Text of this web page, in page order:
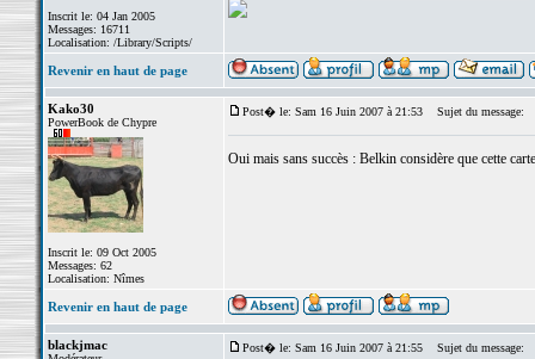
Inscrit le: 04 Jan 2005
Messages: 16711
Localisation: /Library/Scripts/
Revenir en haut de page
Kako30
PowerBook de Chypre
Inscrit le: 09 Oct 2005
Messages: 62
Localisation: Nîmes
Post� le: Sam 16 Juin 2007 à 21:53 Sujet du message:
Oui mais sans succès : Belkin considère que cette
Revenir en haut de page
blackjmac Post� le: Sam 16 Juin 2007 à 21:55 Sujet du message: